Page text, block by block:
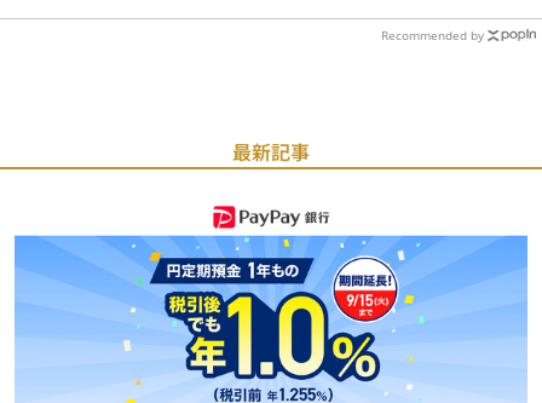
Recommended by
最新記事